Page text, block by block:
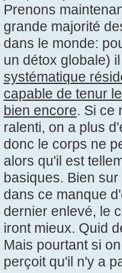
Prenons
grande majorité
dans le monde:
un détox globale)
systématique
capable de tenur
bien encore. Si ce
ralenti, on a plus
donc le corps ne
alors qu'il est
basiques. Bien
dans ce manque
dernier enlevé, le
iront mieux. Quid
Mais pourtant si
perçoit qu'il n'y a